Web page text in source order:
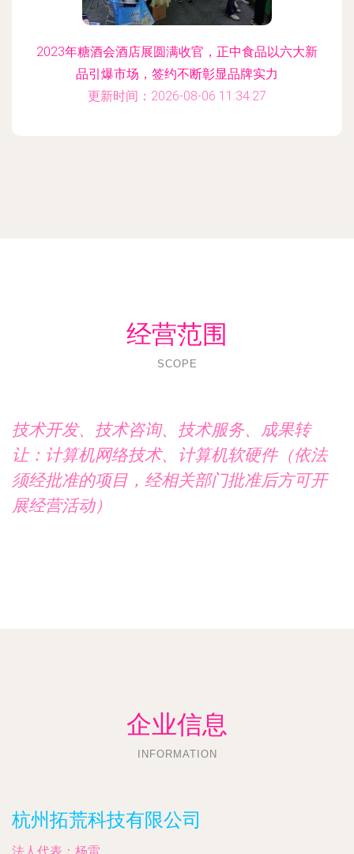
2023年糖酒会酒店展圆满收官，正中食品以六大新
品引爆市场，签约不断彰显品牌实力
更新时间：2026-08-06 11:34:27
经营范围
SCOPE
技术开发、技术咨询、技术服务、成果转
让：计算机网络技术、计算机软硬件（依法
须经批准的项目，经相关部门批准后方可开
展经营活动）
企业信息
INFORMATION
杭州拓荒科技有限公司